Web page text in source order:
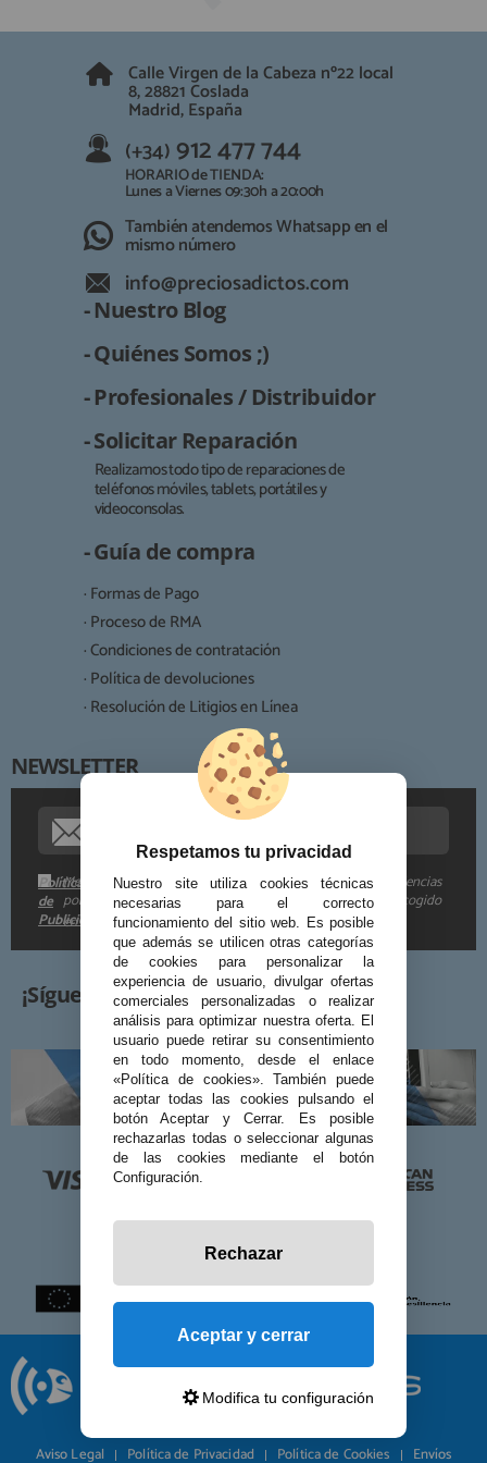
GUÍA DE COMPRA
(+34) 912 477 744
HORARIO de TIENDA:
Lunes a Viernes 09:30h a 20:00h
También atendemos Whatsapp
info@preciosadictos.com
Calle Virgen de la Cabeza nº22 local
8, 28821 Coslada
Madrid, España
(+34) 912 477 744
HORARIO de TIENDA:
Lunes a Viernes 09:30h a 20:00h
También atendemos Whatsapp en el
mismo número
info@preciosadictos.com
- Nuestro Blog
- Quiénes Somos ;)
- Profesionales / Distribuidor
- Solicitar Reparación
Realizamos todo tipo de reparaciones de
teléfonos móviles, tablets, portátiles y
videoconsolas.
- Guía de compra
· Formas de Pago
· Proceso de RMA
· Condiciones de contratación
· Política de devoluciones
· Resolución de Litigios en Línea
NEWSLETTER
Me gustaría recibir descuentos exclusivos, novedades y tendencias
por e-mail. Puedo darme de baja cuando quiera según lo recogido
en la
Política
de
Publicidad
Responsable:
Finalidad:
Destinatarios:
Derechos:
Procedencia de los datos:
Información adicional:
¡Síguenos!
Aviso Legal
Política de Privacidad Política de Cookies Envíos
Respetamos tu privacidad
Nuestro site utiliza cookies técnicas
necesarias para el correcto
funcionamiento del sitio web. Es posible
que además se utilicen otras categorías
de cookies para personalizar la
experiencia de usuario, divulgar ofertas
comerciales personalizadas o realizar
análisis para optimizar nuestra oferta. El
usuario puede retirar su consentimiento
en todo momento, desde el enlace
«Política de cookies». También puede
aceptar todas las cookies pulsando el
botón Aceptar y Cerrar. Es posible
rechazarlas todas o seleccionar algunas
de las cookies mediante el botón
Configuración.
Rechazar
Aceptar y cerrar
Modifica tu configuración